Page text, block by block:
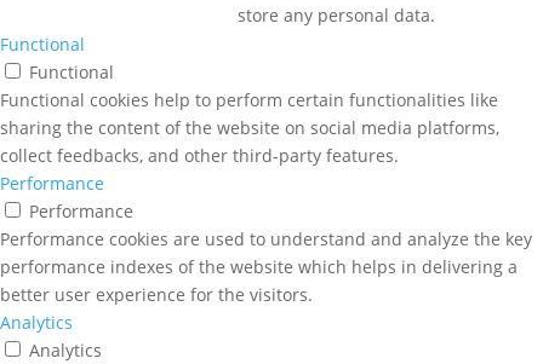
store any personal data.
Functional
Functional
Functional cookies help to perform certain functionalities like
sharing the content of the website on social media platforms,
collect feedbacks, and other third-party features.
Performance
Performance
Performance cookies are used to understand and analyze the key
performance indexes of the website which helps in delivering a
better user experience for the visitors.
Analytics
Analytics